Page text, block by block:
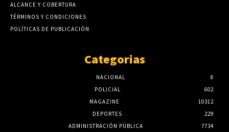
ALCANCE Y COBERTURA
TÉRMINOS Y CONDICIONES
POLÍTICAS DE PUBLICACIÓN
Categorias
NACIONAL
8
POLICIAL
602
MAGAZINE
10312
DEPORTES
229
ADMINISTRACIÓN PÚBLICA
7734